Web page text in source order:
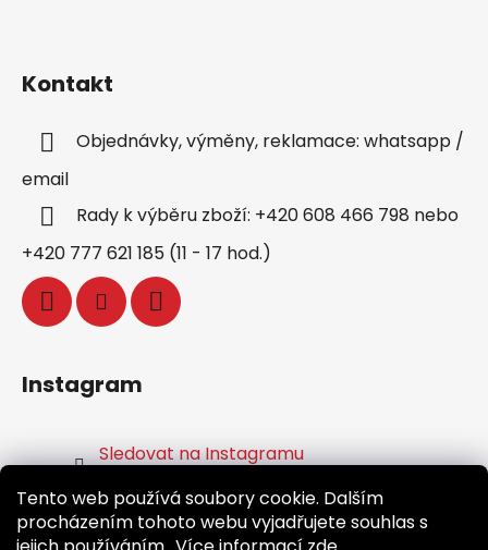
Tento web používá soubory cookie. Dalším
procházením tohoto webu vyjadřujete souhlas s
Kontakt
Objednávky, výměny, reklamace: whatsapp /
email
Rady k výběru zboží: +420 608 466 798 nebo
+420 777 621 185 (11 - 17 hod.)
Instagram
Sledovat na Instagramu
Facebook